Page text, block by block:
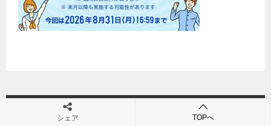
シェア TOPへ